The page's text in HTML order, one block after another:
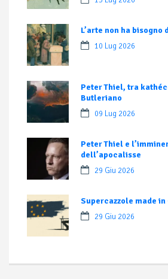
L’arte non ha bisogno
10 Lug 2026
Peter Thiel, tra
Butleriano
09 Lug 2026
Peter Thiel e
dell’apocalisse
29 Giu 2026
Supercazzole made in
29 Giu 2026